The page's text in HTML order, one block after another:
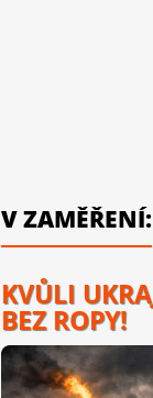
V ZAMĚŘENÍ:
KVŮLI
BEZ ROPY!